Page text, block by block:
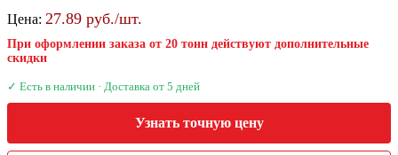
Цена: 27.89 руб./шт.
При оформлении заказа от 20 тонн действуют дополнительные
скидки
✓ Есть в наличии · Доставка от 5 дней
Узнать точную цену